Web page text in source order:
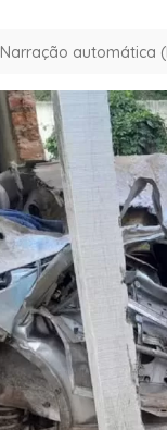
Narração automática